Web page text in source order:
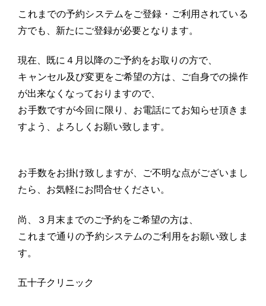
これまでの予約システムをご登録・ご利用されている
方でも、新たにご登録が必要となります。
現在、既に４月以降のご予約をお取りの方で、
キャンセル及び変更をご希望の方は、ご自身での操作
が出来なくなっておりますので、
お手数ですが今回に限り、お電話にてお知らせ頂きま
すよう、よろしくお願い致します。
お手数をお掛け致しますが、ご不明な点がございまし
たら、お気軽にお問合せください。
尚、３月末までのご予約をご希望の方は、
これまで通りの予約システムのご利用をお願い致しま
す。
五十子クリニック